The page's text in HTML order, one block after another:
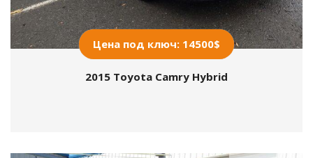
Цена под ключ: 14500$
2015 Toyota Camry Hybrid